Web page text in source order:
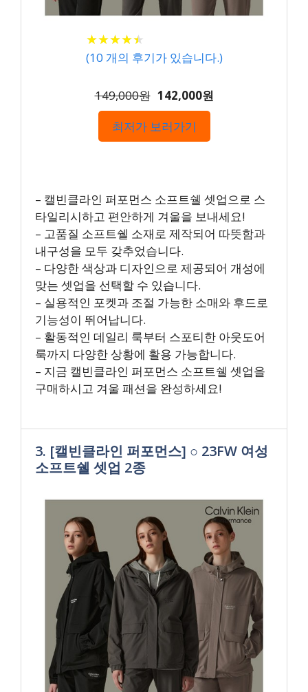
★★★★★
★★★★★
(10 개의 후기가 있습니다.)
149,000원 142,000원
최저가 보러가기
– 캘빈클라인 퍼포먼스 소프트쉘 셋업으로 스
타일리시하고 편안하게 겨울을 보내세요!
– 고품질 소프트쉘 소재로 제작되어 따뜻함과
내구성을 모두 갖추었습니다.
– 다양한 색상과 디자인으로 제공되어 개성에
맞는 셋업을 선택할 수 있습니다.
– 실용적인 포켓과 조절 가능한 소매와 후드로
기능성이 뛰어납니다.
– 활동적인 데일리 룩부터 스포티한 아웃도어
룩까지 다양한 상황에 활용 가능합니다.
– 지금 캘빈클라인 퍼포먼스 소프트쉘 셋업을
구매하시고 겨울 패션을 완성하세요!
3. [캘빈클라인 퍼포먼스] ○ 23FW 여성
소프트쉘 셋업 2종